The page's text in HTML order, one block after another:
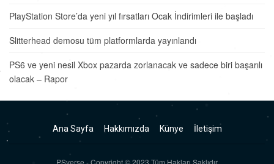
PlayStation Store’da yeni yıl fırsatları Ocak İndirimleri ile başladı
Slitterhead demosu tüm platformlarda yayınlandı
PS6 ve yeni nesil Xbox pazarda zorlanacak ve sadece biri başarılı
olacak – Rapor
Ana Sayfa Hakkımızda Künye İletişim
PSverse - Copyright © 2023 Tüm Hakları Saklıdır